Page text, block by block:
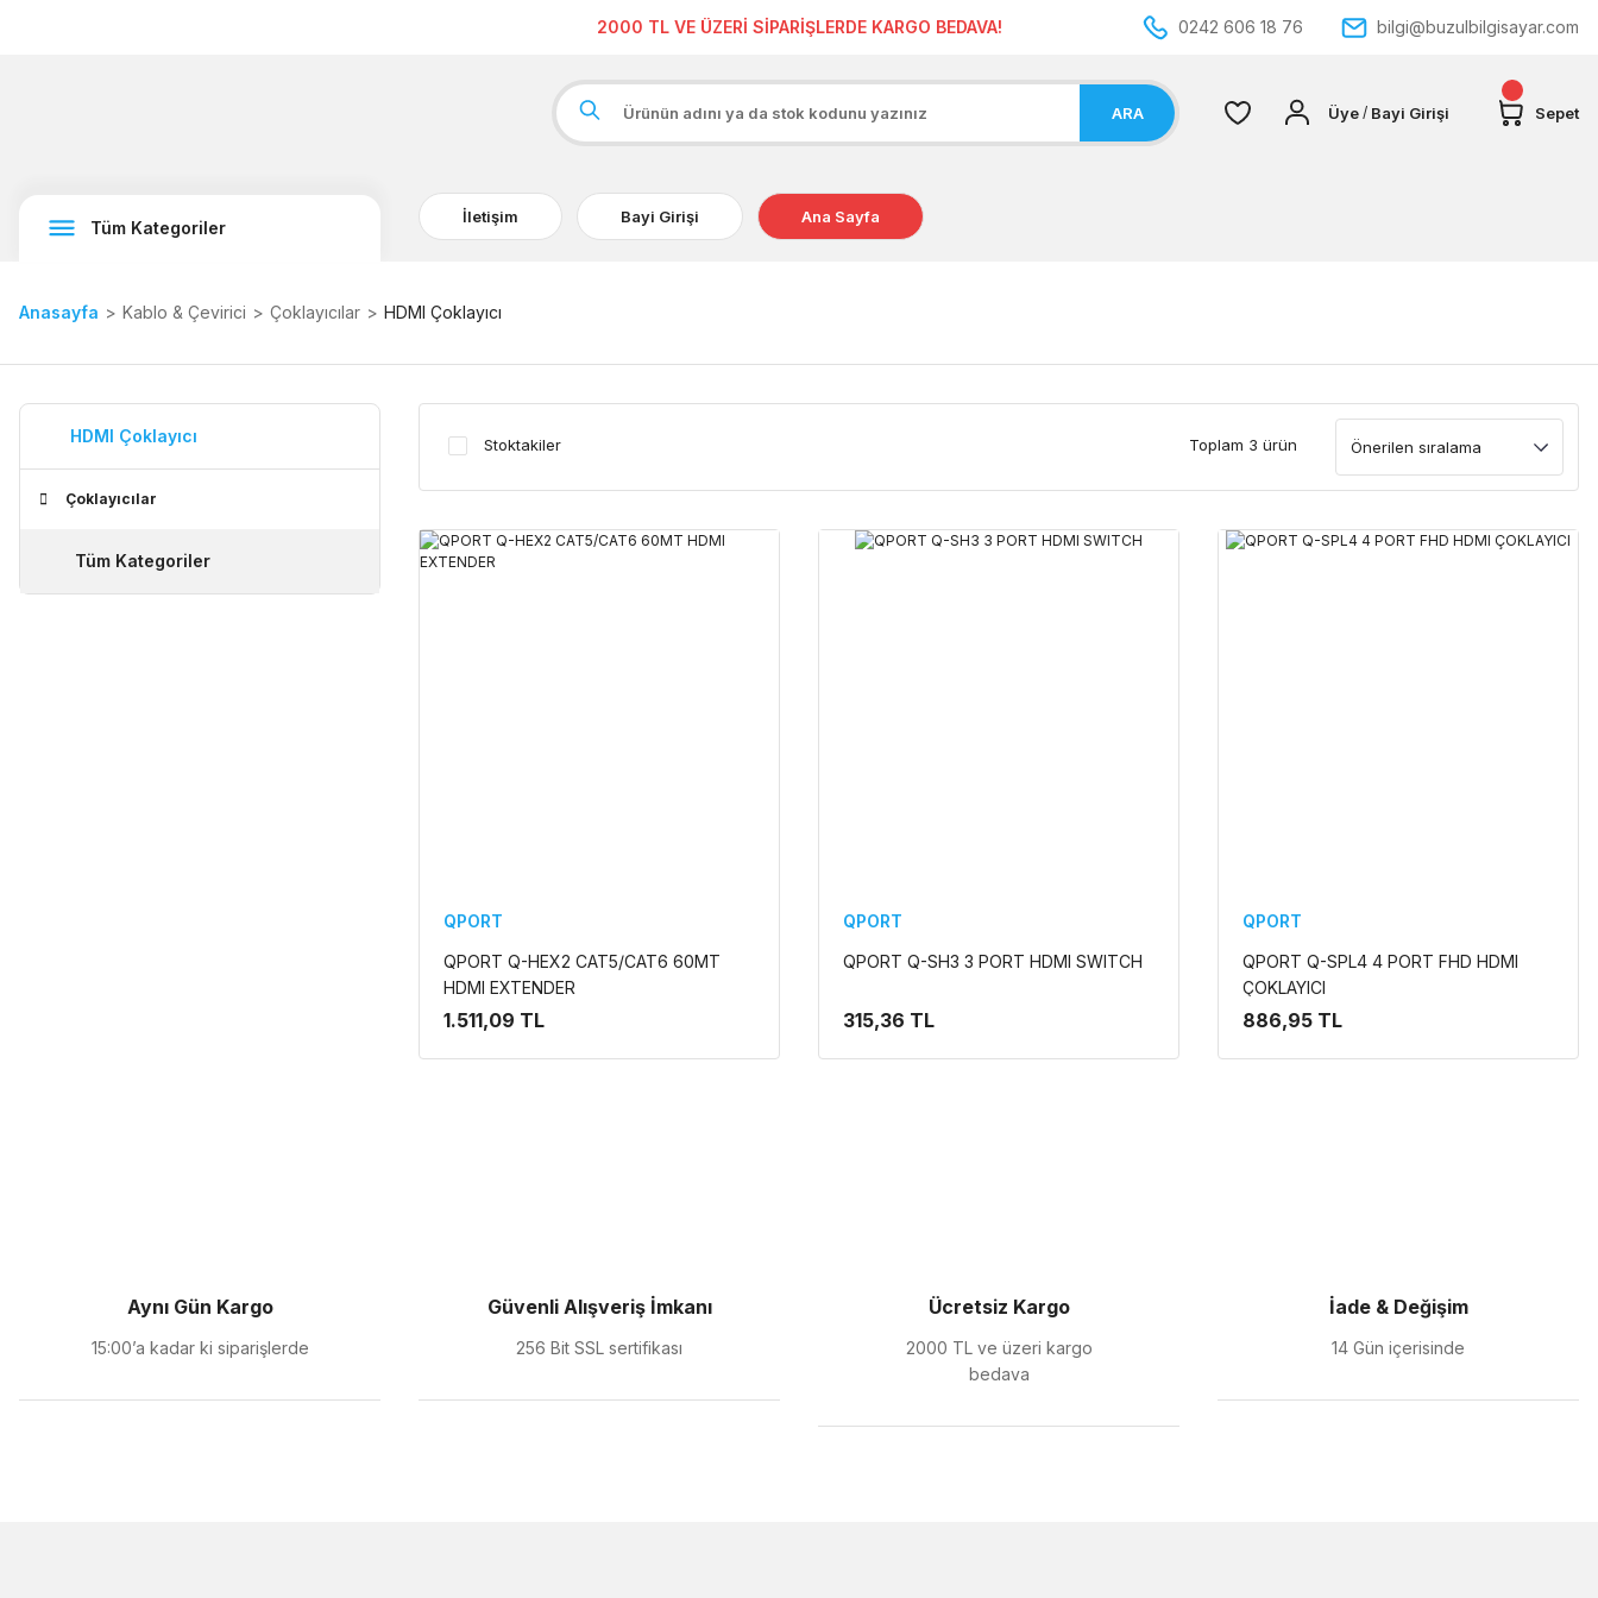
2000 TL VE ÜZERİ SİPARİŞLERDE KARGO BEDAVA! 0242 606 18 76 bilgi@buzulbilgisayar.com
ARA Üye / Bayi Girişi Sepet
Tüm Kategoriler
İletişim Bayi Girişi Ana Sayfa
Anasayfa Kablo & Çevirici Çoklayıcılar HDMI Çoklayıcı
HDMI Çoklayıcı
Çoklayıcılar
Tüm Kategoriler
Stoktakiler Toplam 3 ürün
QPORT
QPORT Q-HEX2 CAT5/CAT6 60MT
HDMI EXTENDER
1.511,09 TL
QPORT
QPORT Q-SH3 3 PORT HDMI SWITCH
315,36 TL
QPORT
QPORT Q-SPL4 4 PORT FHD HDMI
ÇOKLAYICI
886,95 TL
Aynı Gün Kargo
15:00’a kadar ki siparişlerde
Güvenli Alışveriş İmkanı
256 Bit SSL sertifikası
Ücretsiz Kargo
2000 TL ve üzeri kargo
bedava
İade & Değişim
14 Gün içerisinde